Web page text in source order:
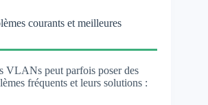
courants et meilleures
VLANs peut parfois poser des
fréquents et leurs solutions :